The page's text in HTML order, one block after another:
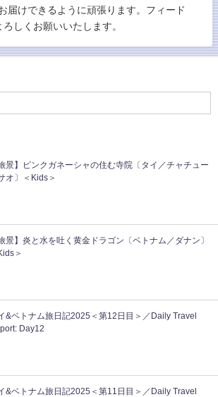
届けできるように頑張ります。フィード
しくお願いいたします。
旅景】ピンクガネーシャの住む寺院〔タイ／チャチュー
オ〕＜Kids＞
景】炎と水を吐く黄金ドラゴン〔ベトナム／ダナン〕
＞
&ベトナム旅日記2025＜第12日目＞／Daily Travel
Day12
&ベトナム旅日記2025＜第11日目＞／Daily Travel